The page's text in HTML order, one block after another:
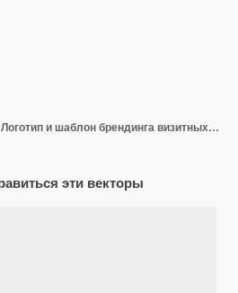
Синий столб Юрист Логотип и шаблон брендинга визитных карточек Designs Inspiration, Vector Illustration
эти векторы